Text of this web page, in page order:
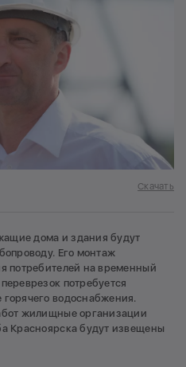
Скачать
дома и здания будут
Его монтаж
потребителей на временный
потребуется
водоснабжения.
жилищные организации
Красноярска будут извещены